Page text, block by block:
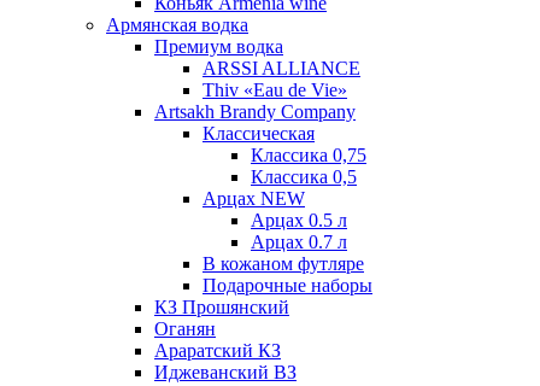
Армянская водка
Премиум водка
ARSSI ALLIANCE
Thiv «Eau de Vie»
Artsakh Brandy Company
Классическая
Классика 0,75
Классика 0,5
Арцах NEW
Арцах 0.5 л
Арцах 0.7 л
В кожаном футляре
Подарочные наборы
КЗ Прошянский
Оганян
Араратский КЗ
Иджеванский ВЗ